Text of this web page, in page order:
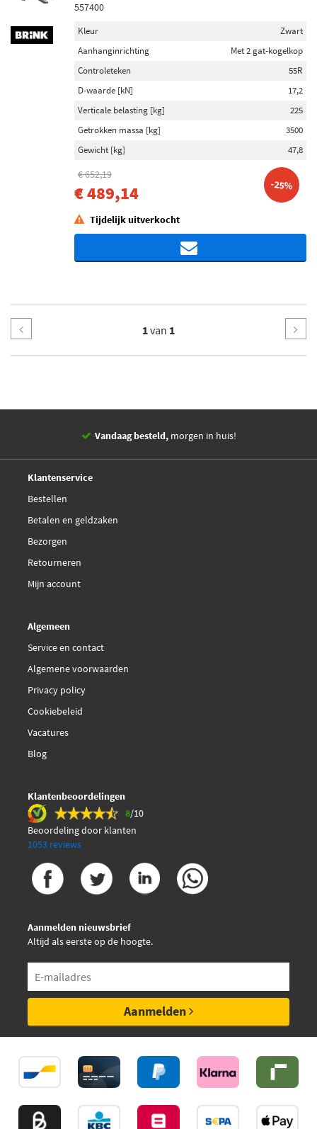
557400
Kleur
Zwart
Aanhanginrichting
Met 2 gat-kogelkop
Controleteken
55R
D-waarde [kN]
17,2
Verticale belasting [kg]
225
Getrokken massa [kg]
3500
Gewicht [kg]
47,8
€ 652,19
€ 489,14 -25%
Tijdelijk uitverkocht
1van 1
Vandaag besteld, morgen in huis!
Klantenservice
Bestellen
Betalen en geldzaken
Bezorgen
Retourneren
Mijn account
Algemeen
Service en contact
Algemene voorwaarden
Privacy policy
Cookiebeleid
Vacatures
Blog
Klantenbeoordelingen
8/10
Beoordeling door klanten
1053 reviews
Aanmelden nieuwsbrief
Altijd als eerste op de hoogte.
Aanmelden